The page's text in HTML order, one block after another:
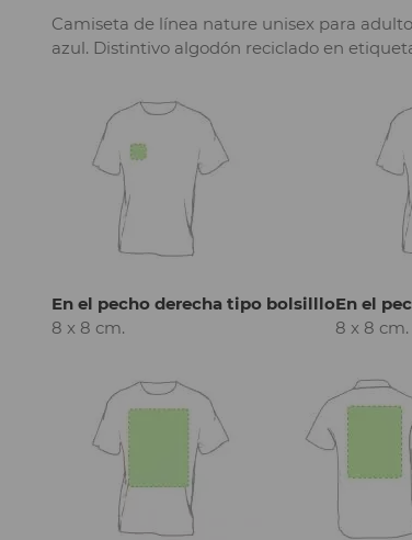
Camiseta de línea nature unisex para
azul. Distintivo algodón reciclado en
En el pecho derecha tipo bolsilllo
8 x 8 cm.
En el
8 x 8 cm.